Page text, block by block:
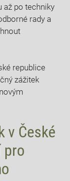
až po techniky
rady a
republice
zážitek
v České
pro